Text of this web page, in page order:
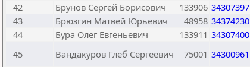
42
Брунов Сергей Борисович 133906 34307397
43
Брюзгин Матвей Юрьевич 48958 34374230
44
Бура Олег Евгеньевич 133911 34307400
45
Вандакуров Глеб Сергеевич 75001 34300961